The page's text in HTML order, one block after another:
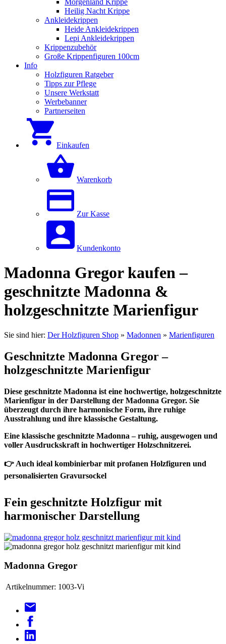
Morgenland Krippe
Heilig Nacht Krippe
Ankleidekrippen
Heide Ankleidekrippen
Lepi Ankleidekrippen
Krippenzubehör
Große Krippenfiguren 100cm
Info
Holzfiguren Ratgeber
Tipps zur Pflege
Unsere Werkstatt
Werbebanner
Partnerseiten
Einkaufen
Warenkorb
Zur Kasse
Kundenkonto
Madonna Gregor kaufen –
geschnitzte Madonna &
holzgeschnitzte Marienfigur
Sie sind hier: Der Holzfiguren Shop » Madonnen » Marienfiguren
Geschnitzte Madonna Gregor –
holzgeschnitzte Marienfigur
Diese geschnitzte Madonna ist eine hochwertige, holzgeschnitzte
Marienfigur in der Darstellung der Madonna Gregor. Sie
überzeugt durch ihre harmonische Form, ihre ruhige
Ausstrahlung und ihre klassische Gestaltung.
Eine klassische geschnitzte Madonna – ruhig, ausgewogen und
voller Ausdruckskraft in hochwertiger Holzschnitzerei.
👉 Auch ideal kombinierbar mit profanen Holzfiguren und
personalisierten Gravursockel
Fein geschnitzte Holzfigur mit
harmonischer Darstellung
Madonna Gregor
Artikelnummer: 1003-Vi